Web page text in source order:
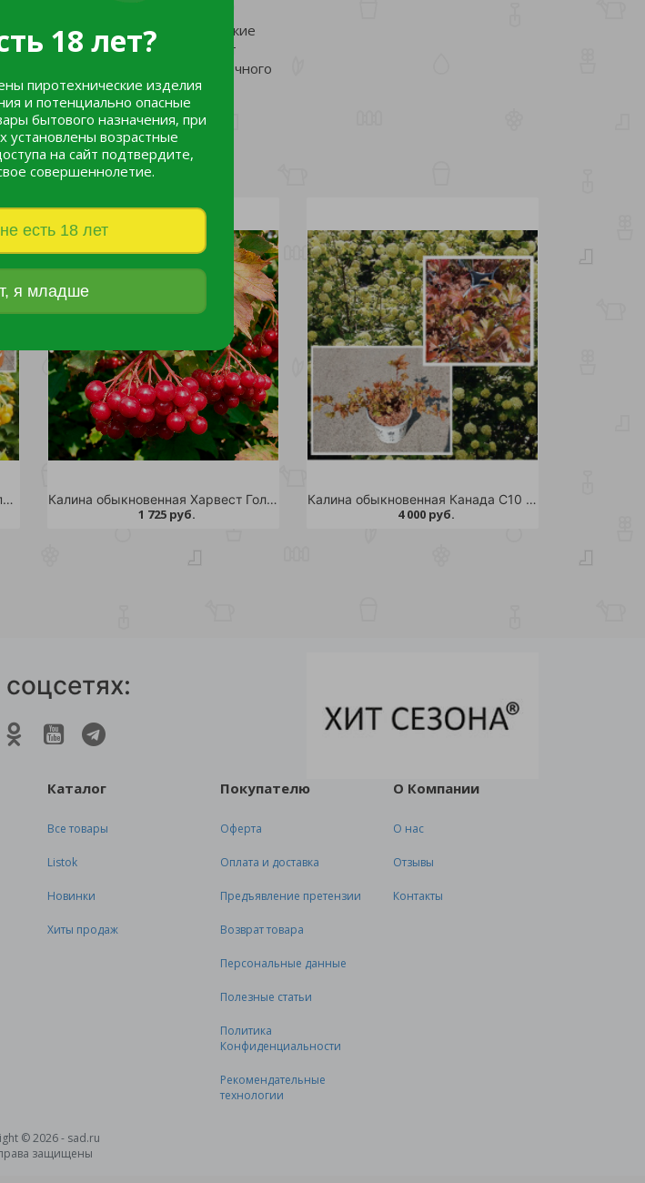
18 лет?
пиротехнические изделия
и потенциально опасные
бытового назначения, при
установлены возрастные
на сайт подтвердите,
совершеннолетие.
есть 18 лет
я младше
27,0 ц/га. Для данного
прекрасно переносит низкие
(от -40 до -34 градусов). Сорт
– от Северного до Дальневосточного
Калина обыкновенная Ксантокарпум С10 1шт Калина обыкновенная Харвест Голд С7.5-10 1шт
1 725 руб.
Калина обыкновенная Канада С10 H40-60 1шт
4 000 руб.
Каталог
Все товары
Listok
Новинки
Хиты продаж
Покупателю
Оферта
Оплата и доставка
Предъявление претензии
Возврат товара
Персональные данные
Полезные статьи
Политика
Конфиденциальности
Рекомендательные
технологии
О Компании
О нас
Отзывы
Контакты
© 2026 - sad.ru
защищены